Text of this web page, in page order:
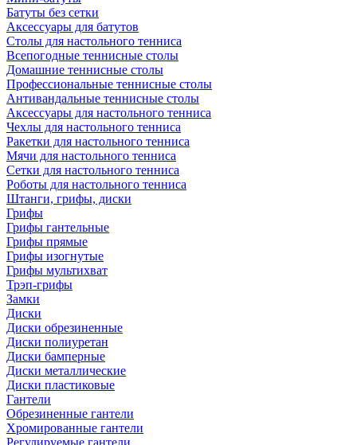
Батуты без сетки
Аксессуары для батутов
Столы для настольного тенниса
Всепогодные теннисные столы
Домашние теннисные столы
Профессиональные теннисные столы
Антивандальные теннисные столы
Аксессуары для настольного тенниса
Чехлы для настольного тенниса
Ракетки для настольного тенниса
Мячи для настольного тенниса
Сетки для настольного тенниса
Роботы для настольного тенниса
Штанги, грифы, диски
Грифы
Грифы гантельные
Грифы прямые
Грифы изогнутые
Грифы мультихват
Трэп-грифы
Замки
Диски
Диски обрезиненные
Диски полиуретан
Диски бамперные
Диски металлические
Диски пластиковые
Гантели
Обрезиненные гантели
Хромированные гантели
Регулируемые гантели